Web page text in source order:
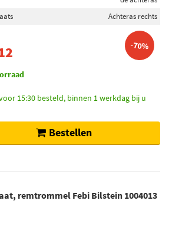
Achteras rechts
-70%
15:30 besteld, binnen 1 werkdag bij u
Bestellen
remtrommel Febi Bilstein 1004013